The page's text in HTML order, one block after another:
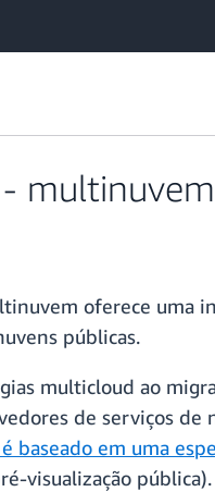
oferece uma
públicas.
multicloud ao
de serviços
baseado em uma
visualização